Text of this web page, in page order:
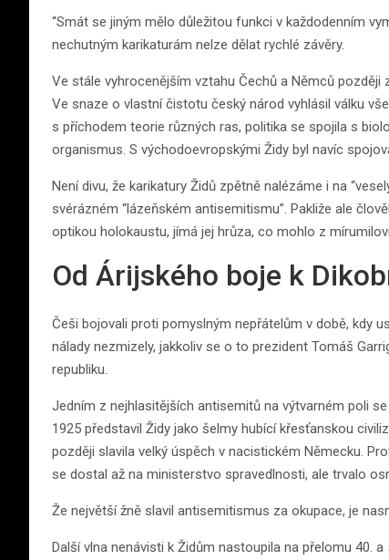
“Smát se jiným mělo důležitou funkci v každodenním
nechutným karikaturám nelze dělat rychlé závěry.
Ve stále vyhrocenějším vztahu Čechů a Němců
Ve snaze o vlastní čistotu český národ vyhlásil válku
s příchodem teorie různých ras, politika se spojila s
organismus. S východoevropskými Židy byl navíc
Není divu, že karikatury Židů zpětně nalézáme i na
svérázném “lázeňském antisemitismu”. Pakliže ale
optikou holokaustu, jímá jej hrůza, co mohlo z
Od Árijského boje k
Češi bojovali proti pomyslným nepřátelům v době, kdy
nálady nezmizely, jakkoliv se o to prezident Tomáš
republiku.
Jedním z nejhlasitějších antisemitů na výtvarném poli
1925 představil Židy jako šelmy hubící křesťanskou
později slavila velký úspěch v nacistickém Německu.
se dostal až na ministerstvo spravedlnosti, ale trvalo
Že největší žně slavil antisemitismus za okupace, je
Další vlna nenávisti k Židům nastoupila na přelomu 40.